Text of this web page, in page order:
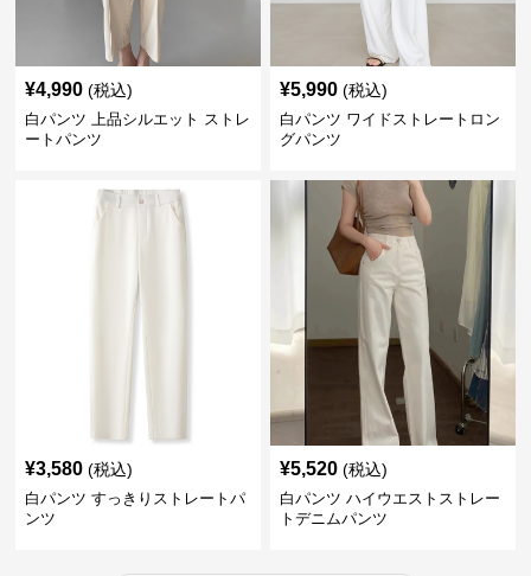
¥4,990 (税込)
白パンツ 上品シルエット ストレ
ートパンツ
¥5,990 (税込)
白パンツ ワイドストレートロン
グパンツ
¥3,580 (税込)
白パンツ すっきりストレートパ
ンツ
¥5,520 (税込)
白パンツ ハイウエストストレー
トデニムパンツ